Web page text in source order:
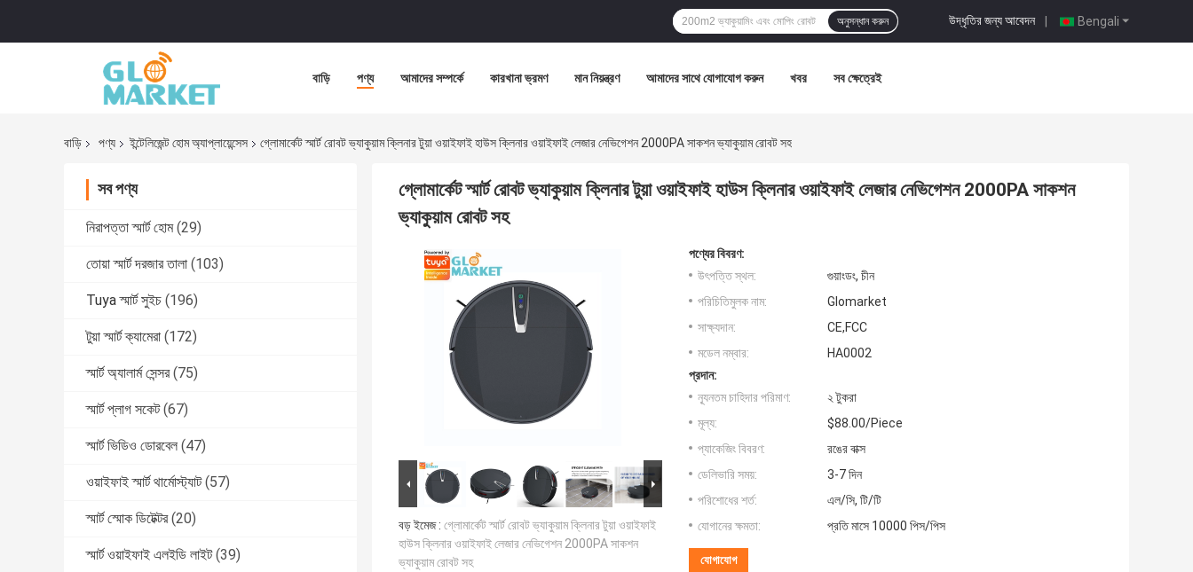
Bengali
উদ্ধৃতির জন্য আবেদন |
অনুসন্ধান করুন
বাড়ি পণ্য আমাদের সম্পর্কে কারখানা ভ্রমণ মান নিয়ন্ত্রণ আমাদের সাথে যোগাযোগ করুন খবর সব ক্ষেত্রেই
বাড়ি পণ্য ইন্টেলিজেন্ট হোম অ্যাপ্লায়েন্সেস গ্লোমার্কেট স্মার্ট রোবট ভ্যাকুয়াম ক্লিনার টুয়া ওয়াইফাই হাউস ক্লিনার ওয়াইফাই লেজার নেভিগেশন 2000PA সাকশন ভ্যাকুয়াম রোবট সহ
সব পণ্য
নিরাপত্তা স্মার্ট হোম (29)
তোয়া স্মার্ট দরজার তালা (103)
Tuya স্মার্ট সুইচ (196)
টুয়া স্মার্ট ক্যামেরা (172)
স্মার্ট অ্যালার্ম সেন্সর (75)
স্মার্ট প্লাগ সকেট (67)
স্মার্ট ভিডিও ডোরবেল (47)
ওয়াইফাই স্মার্ট থার্মোস্ট্যাট (57)
স্মার্ট স্মোক ডিটেক্টর (20)
স্মার্ট ওয়াইফাই এলইডি লাইট (39)
গ্লোমার্কেট স্মার্ট রোবট ভ্যাকুয়াম ক্লিনার টুয়া ওয়াইফাই হাউস ক্লিনার ওয়াইফাই লেজার নেভিগেশন 2000PA সাকশন
ভ্যাকুয়াম রোবট সহ
বড় ইমেজ : গ্লোমার্কেট স্মার্ট রোবট ভ্যাকুয়াম ক্লিনার টুয়া ওয়াইফাই
হাউস ক্লিনার ওয়াইফাই লেজার নেভিগেশন 2000PA সাকশন
ভ্যাকুয়াম রোবট সহ
পণ্যের বিবরণ:
উৎপত্তি স্থল:
গুয়াংডং, চীন
পরিচিতিমুলক নাম:
Glomarket
সাক্ষ্যদান:
CE,FCC
মডেল নম্বার:
HA0002
প্রদান:
ন্যূনতম চাহিদার পরিমাণ:
২ টুকরা
মূল্য:
$88.00/Piece
প্যাকেজিং বিবরণ:
রঙের বাক্স
ডেলিভারি সময়:
3-7 দিন
পরিশোধের শর্ত:
এল/সি, টি/টি
যোগানের ক্ষমতা:
প্রতি মাসে 10000 পিস/পিস
যোগাযোগ